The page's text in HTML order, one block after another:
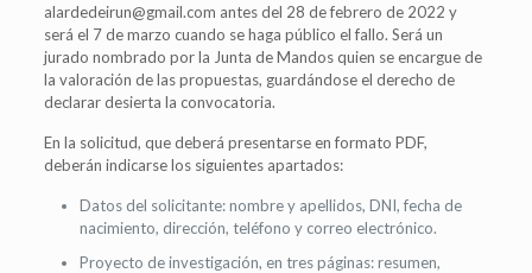
alardedeirun@gmail.com antes del 28 de febrero de 2022 y
será el 7 de marzo cuando se haga público el fallo. Será un
jurado nombrado por la Junta de Mandos quien se encargue de
la valoración de las propuestas, guardándose el derecho de
declarar desierta la convocatoria.
En la solicitud, que deberá presentarse en formato PDF,
deberán indicarse los siguientes apartados:
Datos del solicitante: nombre y apellidos, DNI, fecha de
nacimiento, dirección, teléfono y correo electrónico.
Proyecto de investigación, en tres páginas: resumen,